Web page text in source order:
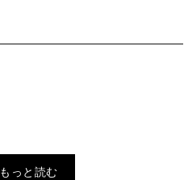
もっと読む